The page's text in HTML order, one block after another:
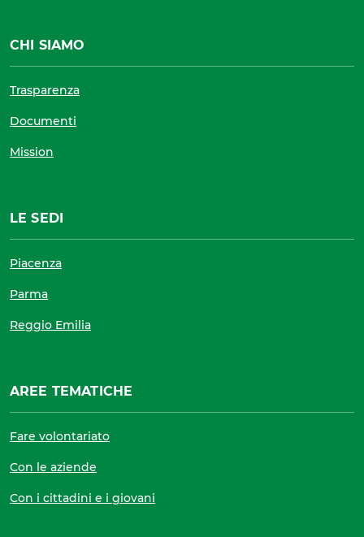
CHI SIAMO
Trasparenza
Documenti
Mission
LE SEDI
Piacenza
Parma
Reggio Emilia
AREE TEMATICHE
Fare volontariato
Con le aziende
Con i cittadini e i giovani